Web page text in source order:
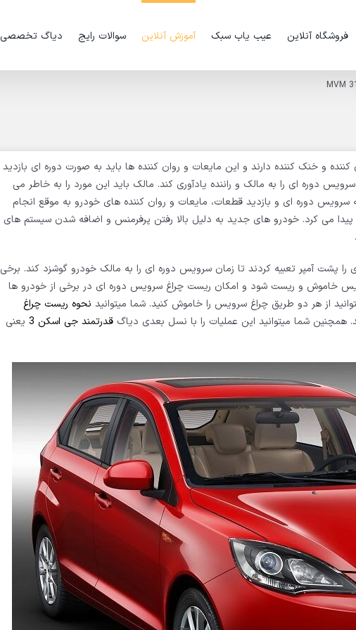
فروشگاه آنلاین عیب یاب سبک آموزش آنلاین سوالات رایج دیاگ تخصصی
و خنک کننده دارند و این مایعات و روان کننده ها باید به صورت دوره ای بازدید
دوره ای را به مالک و راننده یادآوری کند. مالک باید این مورد را به خاطر می
دوره ای و بازدید قطعات، مایعات و روان کننده های خودرو به موقع انجام
می کرد. خودرو های جدید به دلیل بالا رفتن پرفرمنس و اضافه شدن سیستم های
پشت آمپر تعبیه کردند تا زمان سرویس دوره ای را به مالک خودرو گوشزد کند. برخی
خاموش و ریست شود و امکان ریست چراغ سرویس دوره ای در برخی از خودرو ها
از هر دو طریق چراغ سرویس را خاموش کنید. شما میتوانید نحوه ریست چراغ
همچنین شما میتوانید این عملیات را با نسل بعدی دیاگ قدرتمند جی اسکن 3 یعنی